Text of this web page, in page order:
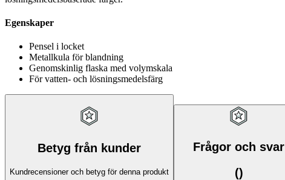
Egenskaper
Pensel i locket
Metallkula för blandning
Genomskinlig flaska med volymskala
För vatten- och lösningsmedelsfärg
Betyg från kunder
Kundrecensioner och betyg för denna produkt
Frågor och svar
()